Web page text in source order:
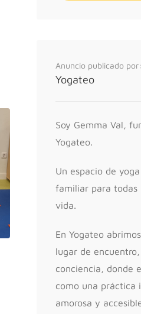
Anuncio publicado por:
Yogateo
Soy Gemma Val,
Yogateo.
Un espacio de
familiar para todas
vida.
En Yogateo
lugar de
conciencia, donde
como una práctica
amorosa y